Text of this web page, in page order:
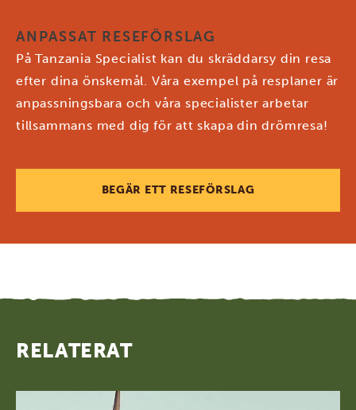
ANPASSAT RESEFÖRSLAG
På Tanzania Specialist kan du skräddarsy din resa
efter dina önskemål. Våra exempel på resplaner är
anpassningsbara och våra specialister arbetar
tillsammans med dig för att skapa din drömresa!
BEGÄR ETT RESEFÖRSLAG
RELATERAT